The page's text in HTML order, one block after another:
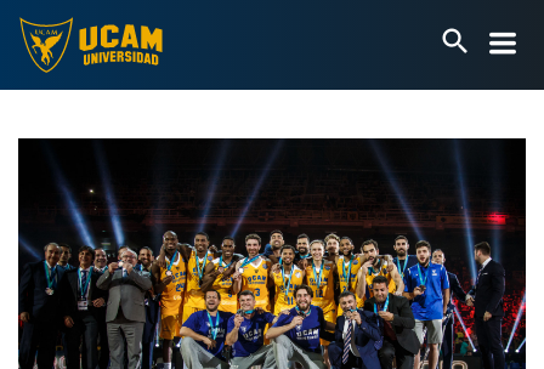
Pasar
contenido
principal